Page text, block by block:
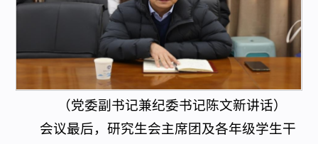
（党委副书记兼纪委书记陈文新讲话）
会议最后，研究生会主席团及各年级学生干